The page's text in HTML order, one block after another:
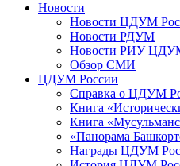
Новости
Новости ЦДУМ
Новости РДУМ
Новости РИУ
Обзор СМИ
ЦДУМ России
Справка о ЦДУМ
Книга
Книга
«Панорама
Награды ЦДУМ